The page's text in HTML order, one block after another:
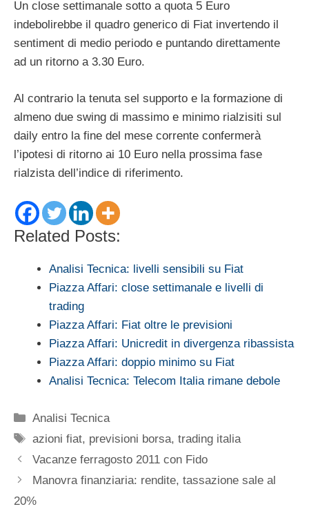
Un close settimanale sotto a quota 5 Euro
indebolirebbe il quadro generico di Fiat invertendo il
sentiment di medio periodo e puntando direttamente
ad un ritorno a 3.30 Euro.
Al contrario la tenuta sel supporto e la formazione di
almeno due swing di massimo e minimo rialzisiti sul
daily entro la fine del mese corrente confermerà
l’ipotesi di ritorno ai 10 Euro nella prossima fase
rialzista dell’indice di riferimento.
Related Posts:
Analisi Tecnica: livelli sensibili su Fiat
Piazza Affari: close settimanale e livelli di
trading
Piazza Affari: Fiat oltre le previsioni
Piazza Affari: Unicredit in divergenza ribassista
Piazza Affari: doppio minimo su Fiat
Analisi Tecnica: Telecom Italia rimane debole
Categorie
Analisi Tecnica
Tag
azioni fiat, previsioni borsa,trading italia
Vacanze ferragosto 2011 con Fido
Manovra finanziaria: rendite, tassazione sale al
20%